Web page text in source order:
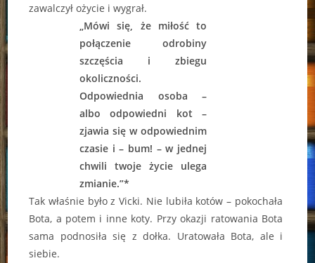
zawalczył ożycie i wygrał.
„Mówi się, że miłość to
połączenie odrobiny
szczęścia i zbiegu
okoliczności.
Odpowiednia osoba –
albo odpowiedni kot –
zjawia się w odpowiednim
czasie i – bum! – w jednej
chwili twoje życie ulega
zmianie.”*
Tak właśnie było z Vicki. Nie lubiła kotów – pokochała
Bota, a potem i inne koty. Przy okazji ratowania Bota
sama podnosiła się z dołka. Uratowała Bota, ale i
siebie.